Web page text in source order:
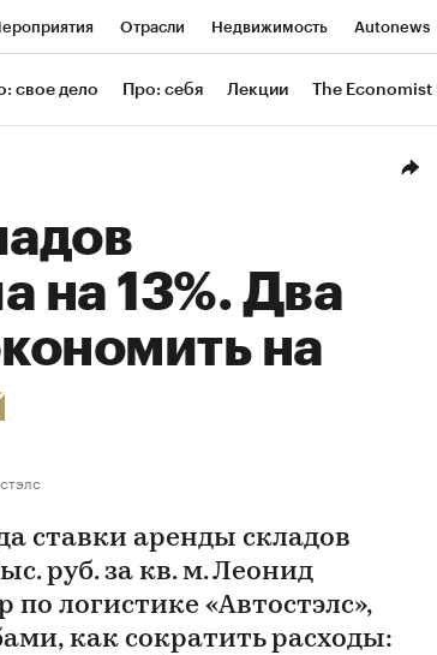
Отрасли Недвижимость Autonews
РБК Life Тренды Визионеры
свое дело Про: себя Лекции The Economist
на 13%. Два
на
ставки аренды складов
руб. за кв. м. Леонид
логистике «Автостэлс»,
как сократить расходы: